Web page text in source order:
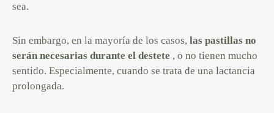
sea.
Sin embargo, en la mayoría de los casos, las pastillas no
serán necesarias durante el destete , o no tienen mucho
sentido. Especialmente, cuando se trata de una lactancia
prolongada.